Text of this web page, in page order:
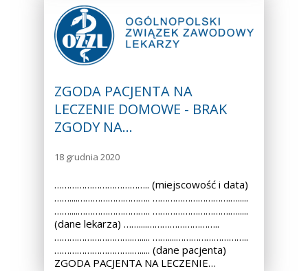
ZGODA PACJENTA NA
LECZENIE DOMOWE - BRAK
ZGODY NA…
18 grudnia 2020
……………………………….. (miejscowość i data)
……....……………………….. ………………………….….....
……....……………………….. ………………………….….....
(dane lekarza) ……....………………………..
………………………….…..... ……....………………………..
………………………….…..... (dane pacjenta)
ZGODA PACJENTA NA LECZENIE…